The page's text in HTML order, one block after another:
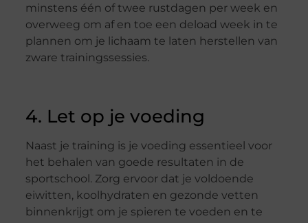
minstens één of twee rustdagen per week en
overweeg om af en toe een deload week in te
plannen om je lichaam te laten herstellen van
zware trainingssessies.
4. Let op je voeding
Naast je training is je voeding essentieel voor
het behalen van goede resultaten in de
sportschool. Zorg ervoor dat je voldoende
eiwitten, koolhydraten en gezonde vetten
binnenkrijgt om je spieren te voeden en te